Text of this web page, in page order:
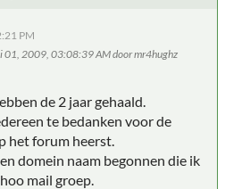
PM
01, 2009, 03:08:39 AM door mr4hughz
de 2 jaar gehaald.
te bedanken voor de
het forum heerst.
domein naam begonnen die ik
mail groep.